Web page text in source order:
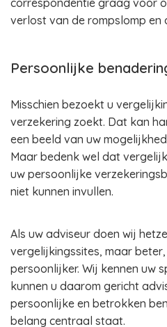
correspondentie graag voor
verlost van de rompslomp en
Persoonlijke
Misschien bezoekt u
verzekering zoekt. Dat kan
een beeld van uw
Maar bedenk wel dat
uw persoonlijke
niet kunnen invullen.
Als uw adviseur doen wij
vergelijkingssites, maar
persoonlijker. Wij kennen uw
kunnen u daarom gericht
persoonlijke en betrokken
belang centraal staat.